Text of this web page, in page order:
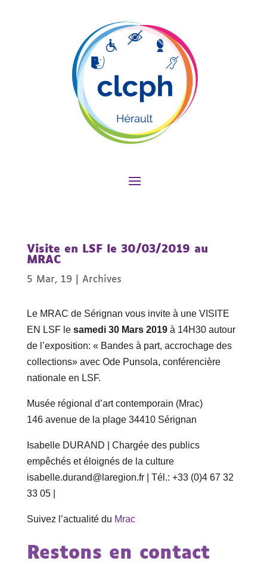
Visite en LSF le 30/03/2019 au
MRAC
5 Mar, 19| Archives
Le MRAC de Sérignan vous invite à une VISITE
EN LSF lesamedi 30 Mars 2019à 14H30 autour
de l’exposition: « Bandes à part, accrochage des
collections» avec Ode Punsola, conférencière
nationale en LSF.
Musée régional d’art contemporain (Mrac)
146 avenue de la plage 34410 Sérignan
Isabelle DURAND | Chargée des publics
empêchés et éloignés de la culture
isabelle.durand@laregion.fr | Tél.: +33 (0)4 67 32
33 05 |
Suivez l’actualité du Mrac
Restons en contact